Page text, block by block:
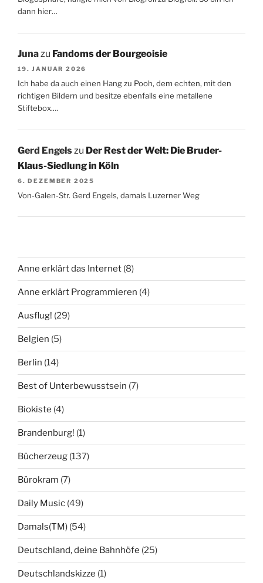
dann hier…
Junazu Fandoms der Bourgeoisie
19. JANUAR 2026
Ich habe da auch einen Hang zu Pooh, dem echten, mit den
richtigen Bildern und besitze ebenfalls eine metallene
Stiftebox.…
Gerd Engelszu Der Rest der Welt: Die Bruder-
Klaus-Siedlung in Köln
6. DEZEMBER 2025
Von-Galen-Str. Gerd Engels, damals Luzerner Weg
Anne erklärt das Internet (8)
Anne erklärt Programmieren (4)
Ausflug! (29)
Belgien (5)
Berlin (14)
Best of Unterbewusstsein (7)
Biokiste (4)
Brandenburg! (1)
Bücherzeug (137)
Bürokram (7)
Daily Music (49)
Damals(TM) (54)
Deutschland, deine Bahnhöfe (25)
Deutschlandskizze (1)